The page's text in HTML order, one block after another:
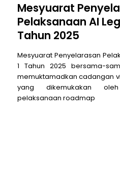
Mesyuarat
Pelaksanaan AI
Tahun 2025
Mesyuarat Penyelarasan
1 Tahun 2025 bersama-
memuktamadkan cadangan
yang dikemukakan
pelaksanaan roadmap